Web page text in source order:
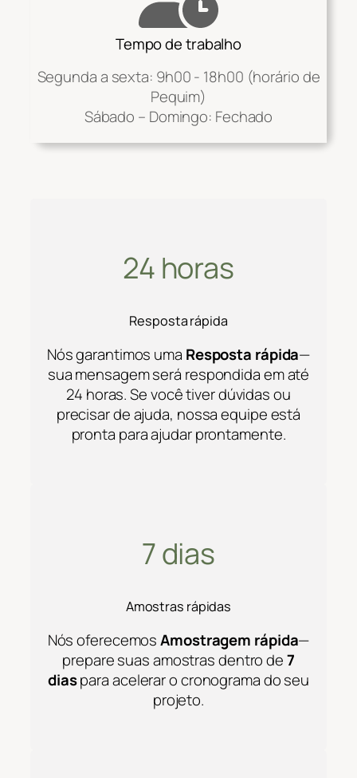
Tempo de trabalho
Segunda a sexta: 9h00 - 18h00 (horário de
Pequim)
Sábado – Domingo: Fechado
24 horas
Resposta rápida
Nós garantimos uma Resposta rápida—
sua mensagem será respondida em até
24 horas. Se você tiver dúvidas ou
precisar de ajuda, nossa equipe está
pronta para ajudar prontamente.
7 dias
Amostras rápidas
Nós oferecemosAmostragem rápida—
prepare suas amostras dentro de7
diaspara acelerar o cronograma do seu
projeto.